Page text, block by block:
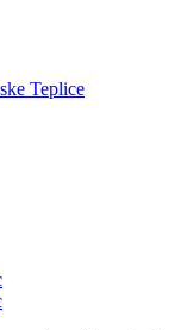
Teplice